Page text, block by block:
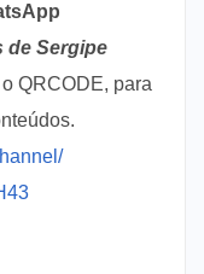
de Sergipe
QRCODE, para